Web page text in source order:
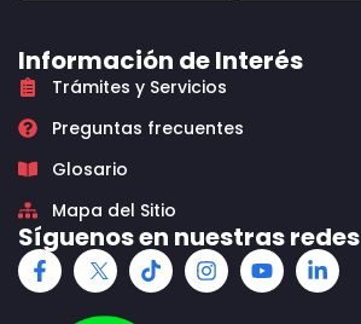
Información de Interés
Trámites y Servicios
Preguntas frecuentes
Glosario
Mapa del Sitio
Síguenos en nuestras redes